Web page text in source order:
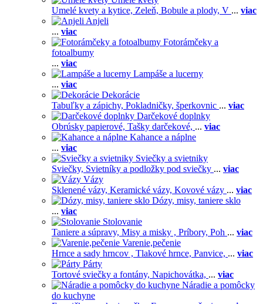
Umelé kvety a kytice, Zeleň, Bobule a plody, V ... viac
Anjeli
... viac
Fotorámčeky a
fotoalbumy
... viac
Lampáše a lucerny
... viac
Dekorácie
Tabuľky a zápichy, Pokladničky, šperkovnic ... viac
Darčekové doplnky
Obrúsky papierové, Tašky darčekové, ... viac
Kahance a náplne
... viac
Sviečky a svietniky
Sviečky, Svietníky a podložky pod sviečky ... viac
Vázy
Sklenené vázy, Keramické vázy, Kovové vázy ... viac
Dózy, misy, taniere sklo
... viac
Stolovanie
Taniere a súpravy, Misy a misky , Príbory, Poh ... viac
Varenie,pečenie
Hrnce a sady hrncov , Tlakové hrnce, Panvice, ... viac
Párty
Tortové sviečky a fontány, Napichovátka, ... viac
Náradie a pomôcky
do kuchyne